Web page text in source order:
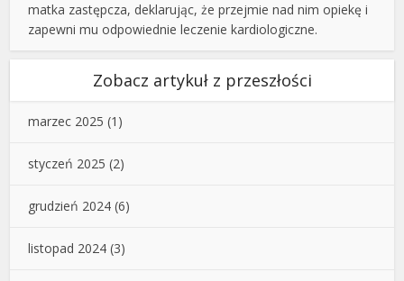
matka zastępcza, deklarując, że przejmie nad nim opiekę i
zapewni mu odpowiednie leczenie kardiologiczne.
Zobacz artykuł z przeszłości
marzec 2025 (1)
styczeń 2025 (2)
grudzień 2024 (6)
listopad 2024 (3)